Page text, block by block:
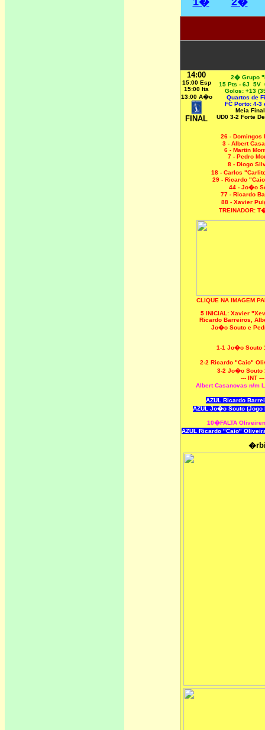
14:00
15:00 Esp
15:00 Ita
13:00 A�o
FINAL
2� Grupo
15 Pts - 6J 5V
Golos: +13
Quartos de
FC Porto: 4-3
Meia
UD0 3-2 Forte
26 - Domingos
3 - Albert
6 - Martin
7 - Pedro
8 - Diogo
18 - Carlos
29 - Ricardo
44 - Jo�o
77 - Ricardo
88 - Xavier
TREINADOR:
CLIQUE NA IMAGEM
5 INICIAL: Xavier
Ricardo Barreiros,
Jo�o Souto e
1-1 Jo�o
2-2 Ricardo "Caio"
3-2 Jo�o Souto
--- INT ---
Albert Casanovas n/m
AZUL Ricardo
AZUL Jo�o Souto
10�FALTA
AZUL Ricardo "Caio"